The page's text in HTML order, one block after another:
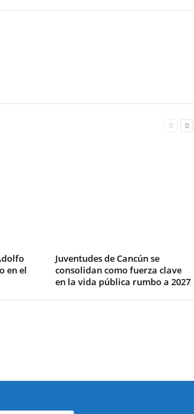
en el
Juventudes de Cancún se
consolidan como fuerza clave
en la vida pública rumbo a 2027